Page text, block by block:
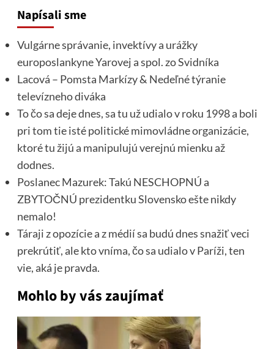
Napísali sme
Vulgárne správanie, invektívy a urážky
europoslankyne Yarovej a spol. zo Svidníka
Lacová – Pomsta Markízy & Nedeľné týranie
televízneho diváka
To čo sa deje dnes, sa tu už udialo v roku 1998 a boli
pri tom tie isté politické mimovládne organizácie,
ktoré tu žijú a manipulujú verejnú mienku až
dodnes.
Poslanec Mazurek: Takú NESCHOPNÚ a
ZBYTOČNÚ prezidentku Slovensko ešte nikdy
nemalo!
Táraji z opozície a z médií sa budú dnes snažiť veci
prekrútiť, ale kto vníma, čo sa udialo v Paríži, ten
vie, aká je pravda.
Mohlo by vás zaujímať